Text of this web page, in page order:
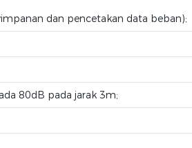
dan pencetakan data beban);
80dB pada jarak 3m;